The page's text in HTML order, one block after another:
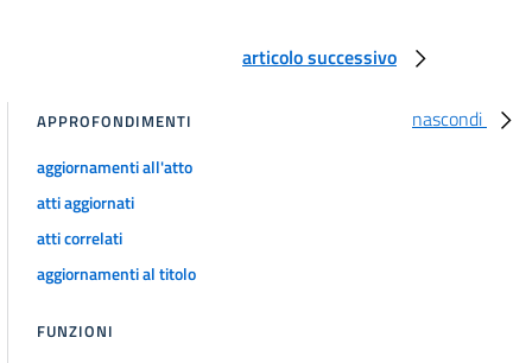
articolo successivo
nascondi
APPROFONDIMENTI
aggiornamenti all'atto
atti aggiornati
atti correlati
aggiornamenti al titolo
FUNZIONI